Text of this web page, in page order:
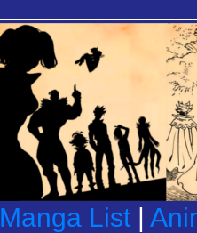
Manga List |